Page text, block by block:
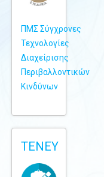
ΠΜΣ Σύγχρονες
Τεχνολογίες
Διαχείρισης
Περιβαλλοντικών
Κινδύνων
TENEY